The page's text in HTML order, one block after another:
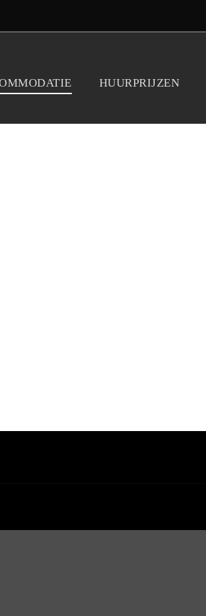
HUURPRIJZEN